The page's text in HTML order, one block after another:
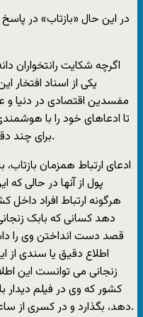
در این حال «بازتاب» در
یکی از اسناد افتخار
مفسدین اقتصادی در دنیا و
تا ادعاهای خود را با
برای چند دقیقه، خواننده احتمال صحت آن را بدهد.
ادعای ارتباط همزمان
پول از آنها در حالی
هرگونه ارتباط افراد
دهد کسانی که بابک زنجانی
قصد دست انداختن وی را
اطلاع دقیق یا سندی از
زنجانی می توانست این
کشور که وی در فیلم دیدار
دهد، بگذارد و در کسری از ساعت تومار بازتاب در هم پیچیده می شد.